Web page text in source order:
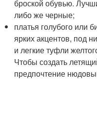
броской обувью.
либо же черные;
платья голубого или
ярких акцентов, под
и легкие туфли
Чтобы создать
предпочтение